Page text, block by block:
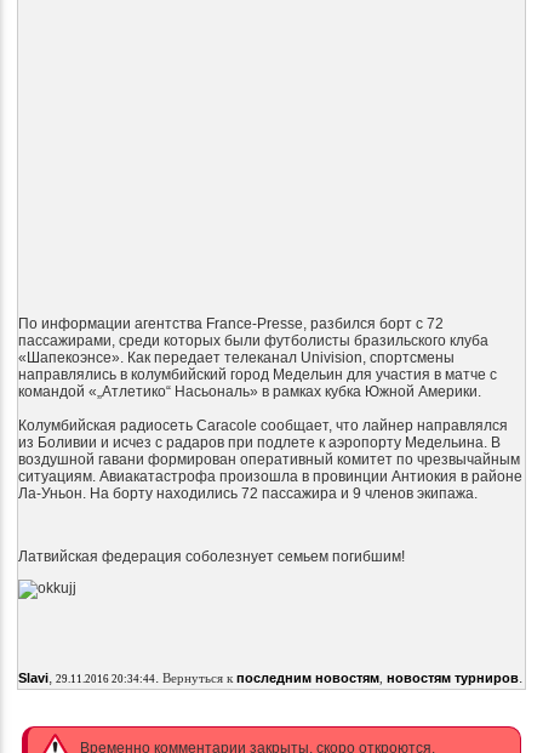
По информации агентства France-Presse, разбился борт с 72
пассажирами, среди которых были футболисты бразильского клуба
«Шапекоэнсе». Как передает телеканал Univision, спортсмены
направлялись в колумбийский город Медельин для участия в матче с
командой «„Атлетико“ Насьональ» в рамках кубка Южной Америки.
Колумбийская радиосеть Caracole сообщает, что лайнер направлялся
из Боливии и исчез с радаров при подлете к аэропорту Медельина. В
воздушной гавани формирован оперативный комитет по чрезвычайным
ситуациям. Авиакатастрофа произошла в провинции Антиокия в районе
Ла-Уньон. На борту находились 72 пассажира и 9 членов экипажа.
Латвийская федерация соболезнует семьем погибшим!
Slavi, 29.11.2016 20:34:44. Вернуться к последним новостям, новостям турниров.
Временно комментарии закрыты, скоро откроются.